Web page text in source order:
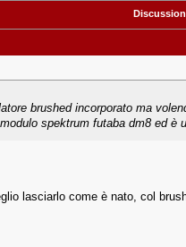
brushed incorporato ma
spektrum futaba dm8 ed è
lasciarlo come è nato, col